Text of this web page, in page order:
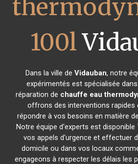
100l
Dans la ville de Vidauban, notre
expérimentés est spécialisée
réparation de chauffe eau
offrons des interventions rapides
répondre à vos besoins en matière
Notre équipe d'experts est
vos appels d'urgence et effectuer
domicile ou dans vos locaux
engageons à respecter les délais les